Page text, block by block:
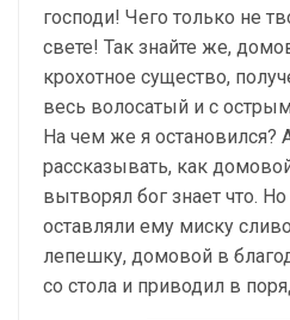
господи! Чего только не
свете! Так знайте же,
крохотное существо,
весь волосатый и с
На чем же я остановился?
рассказывать, как
вытворял бог знает что.
оставляли ему миску
лепешку, домовой в
со стола и приводил в